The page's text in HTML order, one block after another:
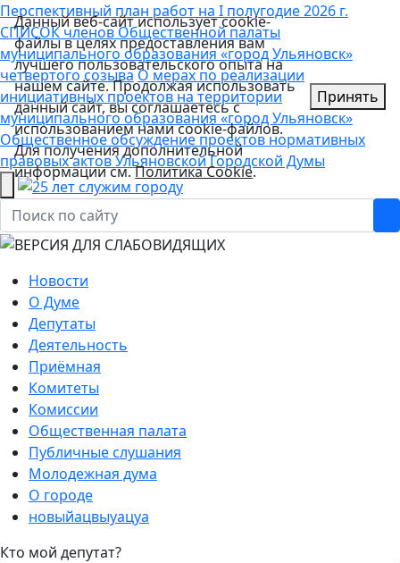
Перспективный план работ на I полугодие 2026 г.
СПИСОК членов Общественной палаты
муниципального образования «город Ульяновск»
четвертого созываО мерах по реализации
инициативных проектов на территории
муниципального образования «город Ульяновск»
Общественное обсуждение проектов нормативных
правовых актов Ульяновской Городской Думы
Новости
О Думе
Депутаты
Деятельность
Приёмная
Комитеты
Комиссии
Общественная палата
Публичные слушания
Молодежная дума
О городе
новыйацвыуацуа
Кто мой депутат?
Данный веб-сайт использует cookie-
файлы в целях предоставления вам
лучшего пользовательского опыта на
нашем сайте. Продолжая использовать
данный сайт, вы соглашаетесь с
использованием нами cookie-файлов.
Для получения дополнительной
информации см.Политика Cookie.
Принять